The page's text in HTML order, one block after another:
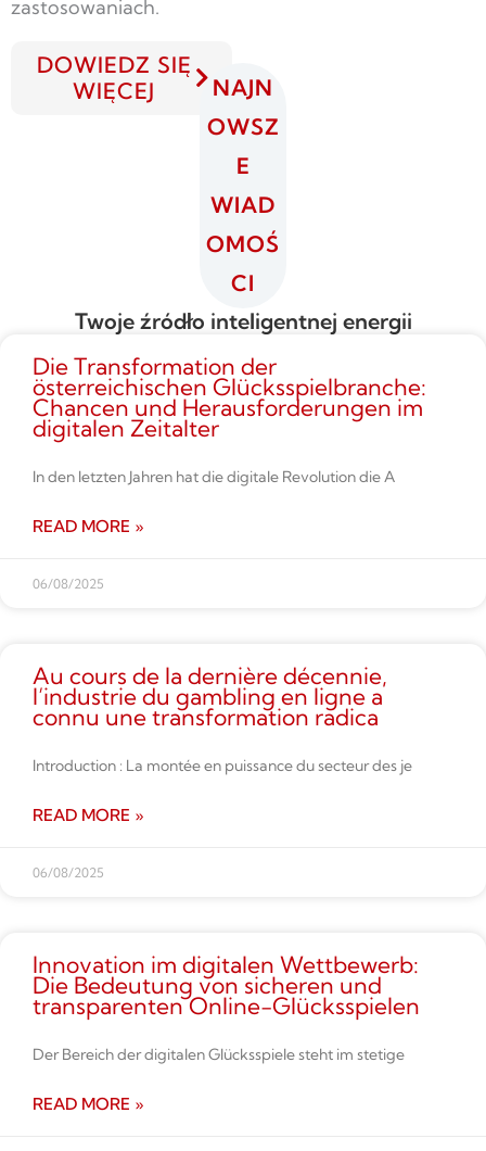
zastosowaniach.
DOWIEDZ SIĘ
WIĘCEJ
NAJN
OWSZ
E
WIAD
OMOŚ
CI
Twoje źródło inteligentnej energii
Die Transformation der
österreichischen Glücksspielbranche:
Chancen und Herausforderungen im
digitalen Zeitalter
In den letzten Jahren hat die digitale Revolution die A
READ MORE »
06/08/2025
Au cours de la dernière décennie,
l’industrie du gambling en ligne a
connu une transformation radica
Introduction : La montée en puissance du secteur des je
READ MORE »
06/08/2025
Innovation im digitalen Wettbe­werb:
Die Bedeutung von sicheren und
transparenten Online-Glücksspielen
Der Bereich der digitalen Glücksspiele steht im stetige
READ MORE »